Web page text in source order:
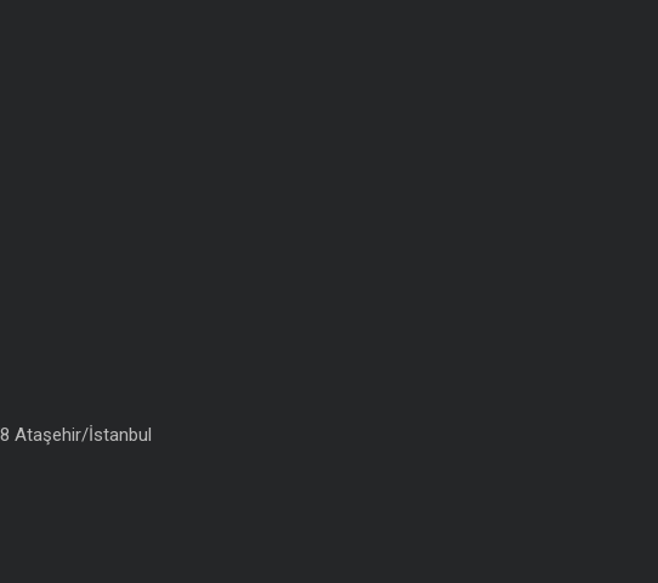
Ataşehir/İstanbul